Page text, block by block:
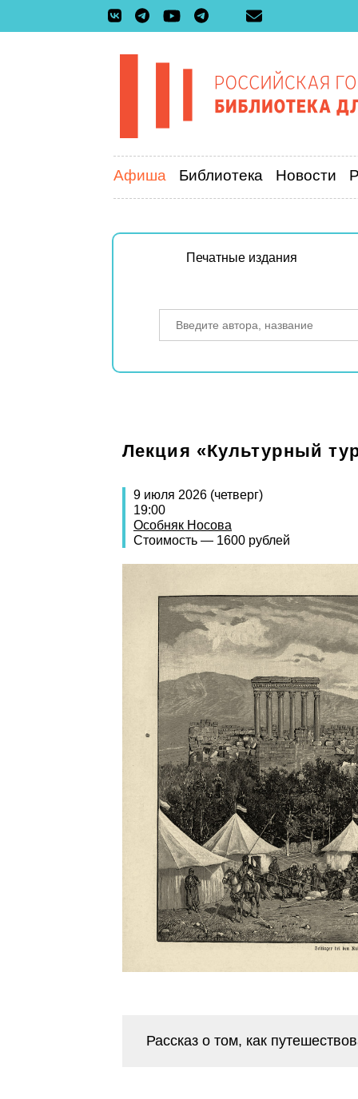
Афиша Библиотека Новости
Печатные издания
Лекция «Культурный
9 июля 2026 (четверг)
19:00
Особняк Носова
Стоимость — 1600 рублей
Рассказ о том, как